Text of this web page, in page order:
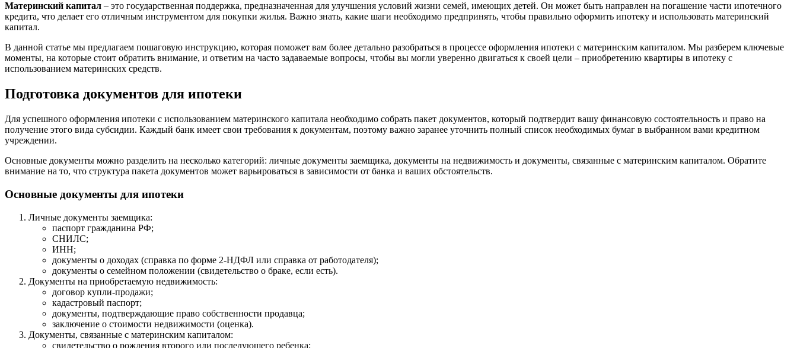
Материнский капитал – это государственная поддержка, предназначенная для улучшения условий жизни семей, имеющих детей. Он может быть направлен на погашение части ипотечного
кредита, что делает его отличным инструментом для покупки жилья. Важно знать, какие шаги необходимо предпринять, чтобы правильно оформить ипотеку и использовать материнский
капитал.
В данной статье мы предлагаем пошаговую инструкцию, которая поможет вам более детально разобраться в процессе оформления ипотеки с материнским капиталом. Мы разберем ключевые
моменты, на которые стоит обратить внимание, и ответим на часто задаваемые вопросы, чтобы вы могли уверенно двигаться к своей цели – приобретению квартиры в ипотеку с
использованием материнских средств.
Подготовка документов для ипотеки
Для успешного оформления ипотеки с использованием материнского капитала необходимо собрать пакет документов, который подтвердит вашу финансовую состоятельность и право на
получение этого вида субсидии. Каждый банк имеет свои требования к документам, поэтому важно заранее уточнить полный список необходимых бумаг в выбранном вами кредитном
учреждении.
Основные документы можно разделить на несколько категорий: личные документы заемщика, документы на недвижимость и документы, связанные с материнским капиталом. Обратите
внимание на то, что структура пакета документов может варьироваться в зависимости от банка и ваших обстоятельств.
Основные документы для ипотеки
Личные документы заемщика:
паспорт гражданина РФ;
СНИЛС;
ИНН;
документы о доходах (справка по форме 2-НДФЛ или справка от работодателя);
документы о семейном положении (свидетельство о браке, если есть).
Документы на приобретаемую недвижимость:
договор купли-продажи;
кадастровый паспорт;
документы, подтверждающие право собственности продавца;
заключение о стоимости недвижимости (оценка).
Документы, связанные с материнским капиталом:
свидетельство о рождения второго или последующего ребенка;